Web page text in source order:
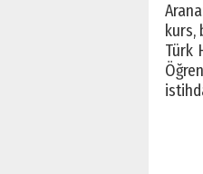
kurs,
Türk